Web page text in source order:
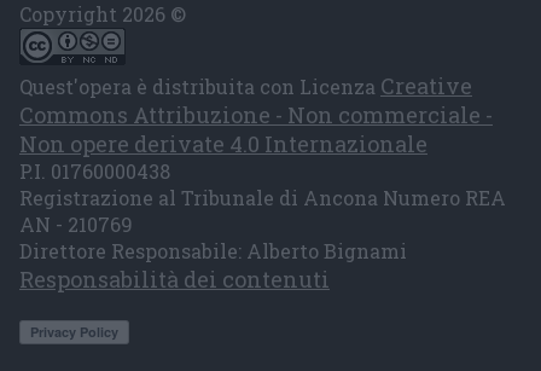
Copyright 2026 ©
Quest'opera è distribuita con Licenza Creative
Commons Attribuzione - Non commerciale -
Non opere derivate 4.0 Internazionale
P.I. 01760000438
Registrazione al Tribunale di Ancona Numero REA
AN - 210769
Direttore Responsabile: Alberto Bignami
Responsabilità dei contenuti